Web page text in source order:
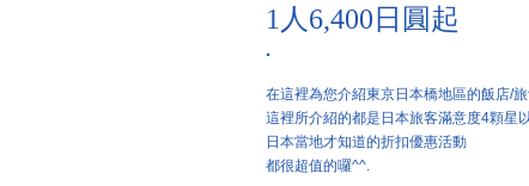
1人6,400日圓起
·
在這裡為您介紹東京日本橋地區的飯店/
這裡所介紹的都是日本旅客滿意度4顆星
日本當地才知道的折扣優惠活動
都很超值的囉^^.